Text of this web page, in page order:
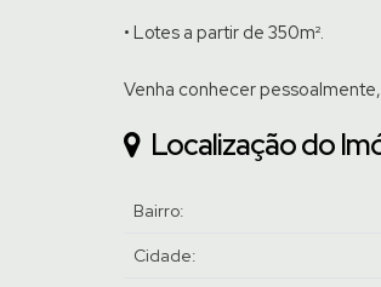
• Lotes a partir de 350m².
Venha conhecer
Localização do
Bairro:
Cidade: